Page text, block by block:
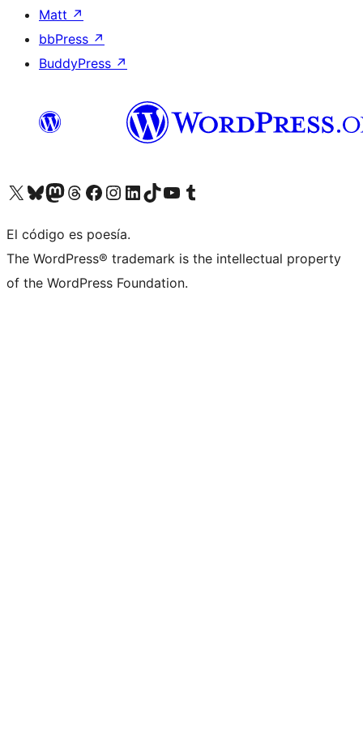
Matt ↗
bbPress ↗
BuddyPress ↗
Visita nuestra cuenta de X (anteriormente Twitter)
Visita nuestra cuenta de Bluesky
Visita nuestra cuenta de Mastodon
Visita nuestra cuenta de Threads
Visita nuestra página de Facebook
Visita nuestra cuenta de Instagram
Visita nuestra cuenta de LinkedIn
Visita nuestra cuenta de TikTok
Visita nuestro canal de YouTube
Visita nuestra cuenta de Tumblr
El código es poesía.
The WordPress® trademark is the intellectual property
of the WordPress Foundation.